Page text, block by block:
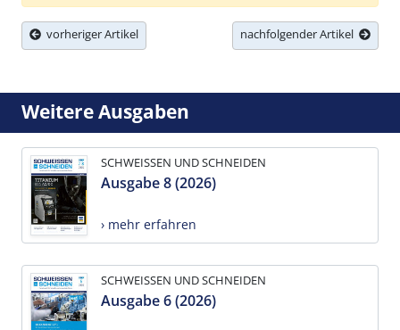
vorheriger Artikel nachfolgender Artikel
Weitere Ausgaben
SCHWEISSEN UND SCHNEIDEN
Ausgabe 8 (2026)
› mehr erfahren
SCHWEISSEN UND SCHNEIDEN
Ausgabe 6 (2026)